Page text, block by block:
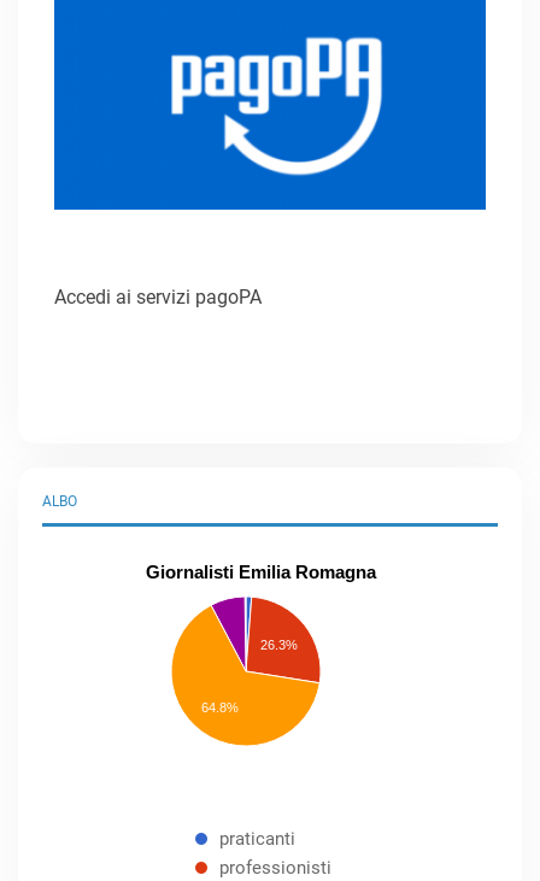
Accedi ai servizi pagoPA
ALBO
Giornalisti Emilia Romagna
26.3%
64.8%
praticanti
professionisti